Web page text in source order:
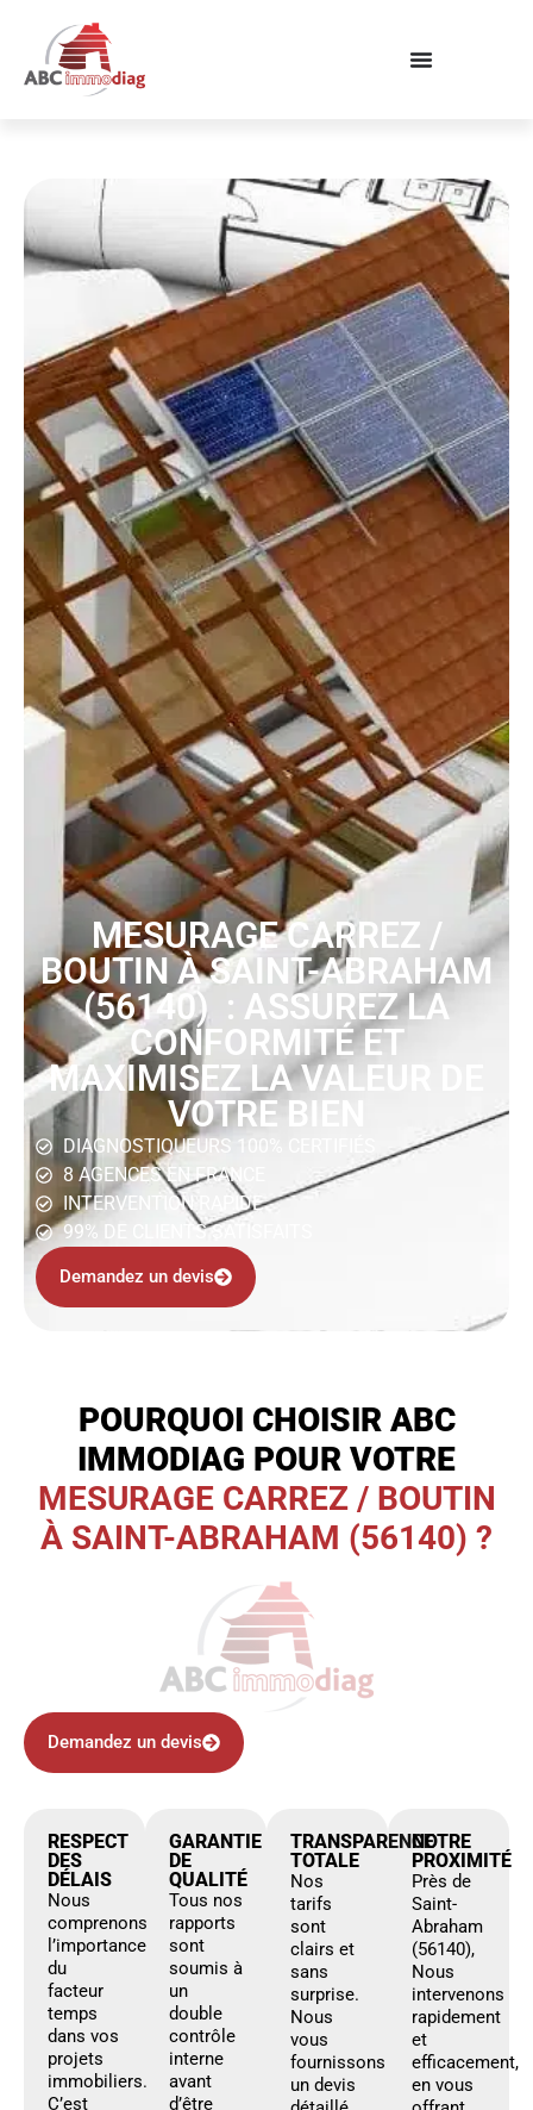
MESURAGE CARREZ /
BOUTIN À SAINT-ABRAHAM
(56140) : ASSUREZ LA
CONFORMITÉ ET
MAXIMISEZ LA VALEUR DE
VOTRE BIEN
DIAGNOSTIQUEURS 100% CERTIFIÉS
8 AGENCES EN FRANCE
INTERVENTION RAPIDE
99% DE CLIENTS SATISFAITS
Demandez un devis
POURQUOI CHOISIR ABC
IMMODIAG POUR VOTRE
MESURAGE CARREZ / BOUTIN
À SAINT-ABRAHAM (56140) ?
Demandez un devis
RESPECT
DES
DÉLAIS
Nous
comprenons
l’importance
du
facteur
temps
dans vos
projets
immobiliers.
C’est
GARANTIE
DE
QUALITÉ
Tous nos
rapports
sont
soumis à
un
double
contrôle
interne
avant
d’être
TRANSPARENCE
TOTALE
Nos
tarifs
sont
clairs et
sans
surprise.
Nous
vous
fournissons
un devis
NOTRE
PROXIMITÉ
Près de
Saint-
Abraham
(56140),
Nous
intervenons
rapidement
et
efficacement,
en vous